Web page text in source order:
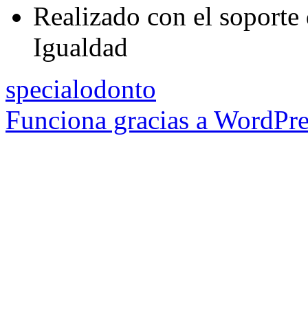
Realizado con el
Igualdad
specialodonto
Funciona gracias a